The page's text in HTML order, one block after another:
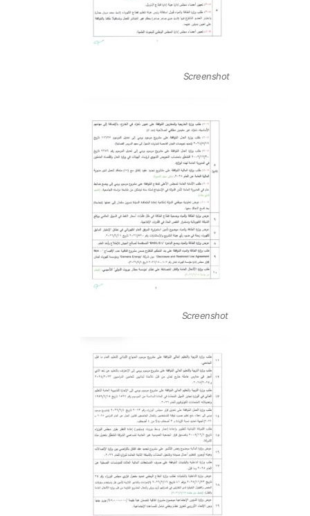
Screenshot
Screenshot